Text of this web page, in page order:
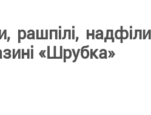
рашпілі, надфіли
«Шрубка»